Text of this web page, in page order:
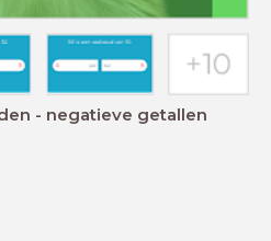
- negatieve getallen